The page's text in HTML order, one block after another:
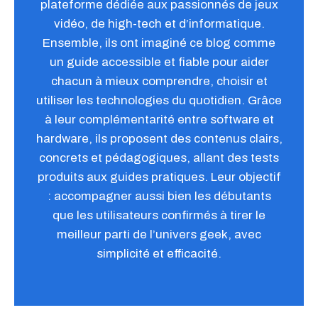
plateforme dédiée aux passionnés de jeux
vidéo, de high-tech et d’informatique.
Ensemble, ils ont imaginé ce blog comme
un guide accessible et fiable pour aider
chacun à mieux comprendre, choisir et
utiliser les technologies du quotidien. Grâce
à leur complémentarité entre software et
hardware, ils proposent des contenus clairs,
concrets et pédagogiques, allant des tests
produits aux guides pratiques. Leur objectif
: accompagner aussi bien les débutants
que les utilisateurs confirmés à tirer le
meilleur parti de l’univers geek, avec
simplicité et efficacité.